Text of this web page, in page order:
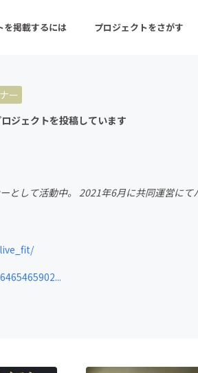
を掲載するには プロジェクトをさがす
新着プロジェクト 募集終了が近い
ス開発 フード・飲食店
Social Good
ー
ジェクトを投稿しています
として活動中。 2021年6月に共同運営に